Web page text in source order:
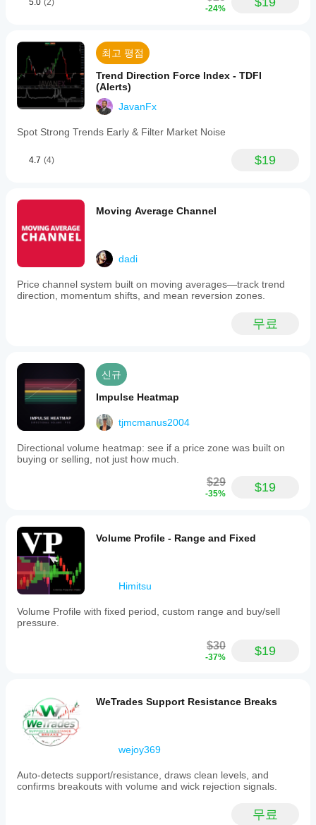
profit
the
first
take
profit
is
reached,
a
appears
the
stop
to
even.
An
trailing
stop
then
activates
a
magenta
line.
Trade
marked
on
indicates
a
stop
loss
hit,
and
a
blue
square
stop.
An
optional
ADX
filter
enabled
to
5.0 (2)
-24%
최고 평점
Trend Direction Force Index - TDFI
(Alerts)
JavanFx
Spot Strong Trends Early & Filter Market Noise
4.7 (4) $19
Moving Average Channel
dadi
Price channel system built on moving averages—track trend
direction, momentum shifts, and mean reversion zones.
무료
신규
Impulse Heatmap
tjmcmanus2004
Directional volume heatmap: see if a price zone was built on
buying or selling, not just how much.
$29
-35% $19
Volume Profile - Range and Fixed
Himitsu
Volume Profile with fixed period, custom range and buy/sell
pressure.
$30
-37% $19
WeTrades Support Resistance Breaks
wejoy369
Auto-detects support/resistance, draws clean levels, and
confirms breakouts with volume and wick rejection signals.
무료